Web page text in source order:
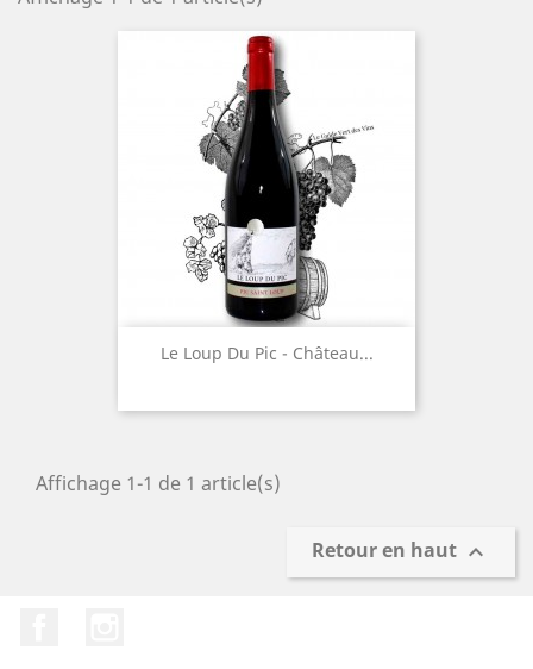
Le Loup Du Pic - Château...
Affichage 1-1 de 1 article(s)
Retour en haut 